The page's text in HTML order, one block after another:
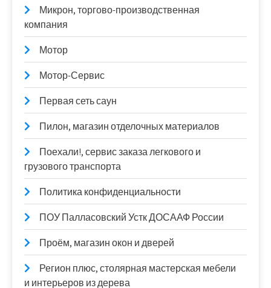
Микрон, торгово-производственная
компания
Мотор
Мотор-Сервис
Первая сеть саун
Пилон, магазин отделочных материалов
Поехали!, сервис заказа легкового и
грузового транспорта
Политика конфиденциальности
ПОУ Палласовский Устк ДОСААФ России
Проём, магазин окон и дверей
Регион плюс, столярная мастерская мебели
и интерьеров из дерева